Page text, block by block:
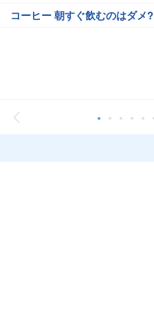
コーヒー 朝すぐ飲むのはダメ?